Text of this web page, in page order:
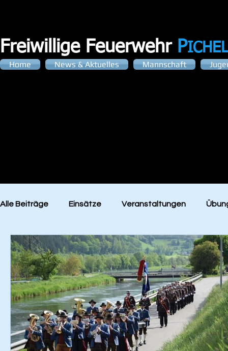
Freiwillige Feuerwehr P
Home News & Aktuelles Mannschaft
Alle Beiträge Einsätze Veranstaltungen